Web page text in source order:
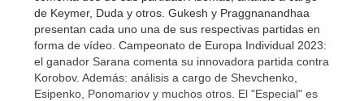
de Keymer, Duda y otros. Gukesh y Praggnanandhaa
presentan cada uno una de sus respectivas partidas en
forma de vídeo. Campeonato de Europa Individual 2023:
el ganador Sarana comenta su innovadora partida contra
Korobov. Además: análisis a cargo de Shevchenko,
Esipenko, Ponomariov y muchos otros. El "Especial" es